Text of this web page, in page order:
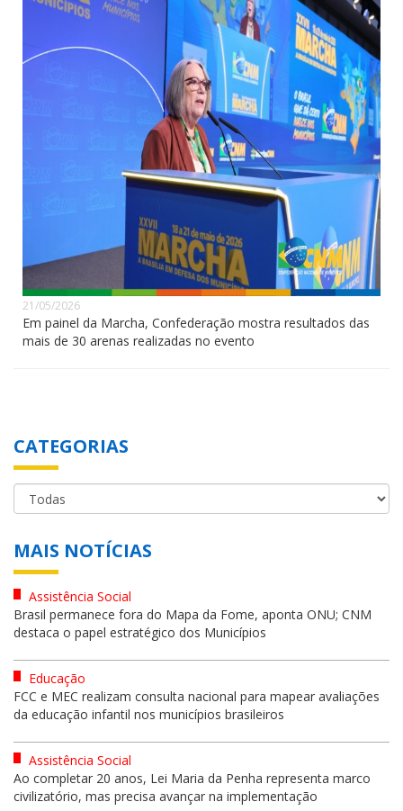
21/05/2026
Em painel da Marcha, Confederação mostra resultados das
mais de 30 arenas realizadas no evento
CATEGORIAS
MAIS NOTÍCIAS
Assistência Social
Brasil permanece fora do Mapa da Fome, aponta ONU; CNM
destaca o papel estratégico dos Municípios
Educação
FCC e MEC realizam consulta nacional para mapear avaliações
da educação infantil nos municípios brasileiros
Assistência Social
Ao completar 20 anos, Lei Maria da Penha representa marco
civilizatório, mas precisa avançar na implementação